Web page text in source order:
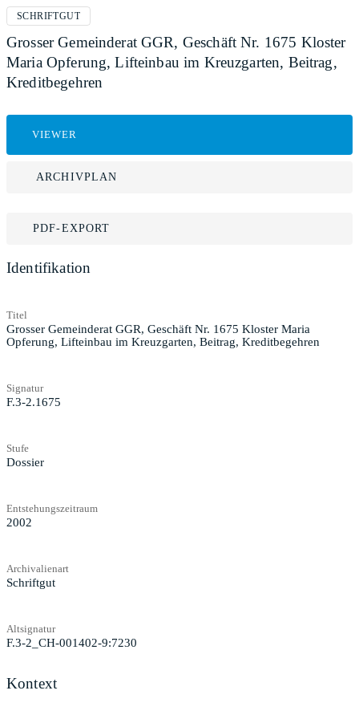
SCHRIFTGUT
Grosser Gemeinderat GGR, Geschäft Nr. 1675 Kloster
Maria Opferung, Lifteinbau im Kreuzgarten, Beitrag,
Kreditbegehren
VIEWER
ARCHIVPLAN
PDF-EXPORT
Identifikation
Titel
Grosser Gemeinderat GGR, Geschäft Nr. 1675 Kloster Maria
Opferung, Lifteinbau im Kreuzgarten, Beitrag, Kreditbegehren
Signatur
F.3-2.1675
Stufe
Dossier
Entstehungszeitraum
2002
Archivalienart
Schriftgut
Altsignatur
F.3-2_CH-001402-9:7230
Kontext